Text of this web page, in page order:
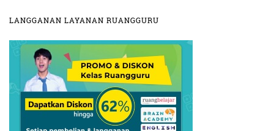
LANGGANAN LAYANAN RUANGGURU